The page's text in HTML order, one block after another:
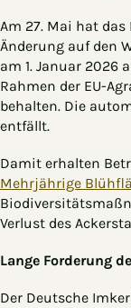
Am 27. Mai hat
Änderung auf den
am 1. Januar 2026
Rahmen der EU-
behalten. Die
entfällt.
Damit erhalten
Mehrjährige
Verlust des
Lange Forderung
Der Deutsche